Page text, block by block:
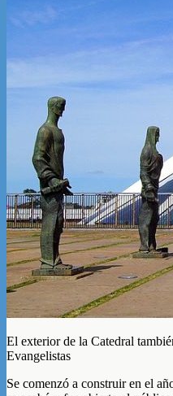
El exterior de la Catedral
Evangelistas
Se comenzó a construir en el